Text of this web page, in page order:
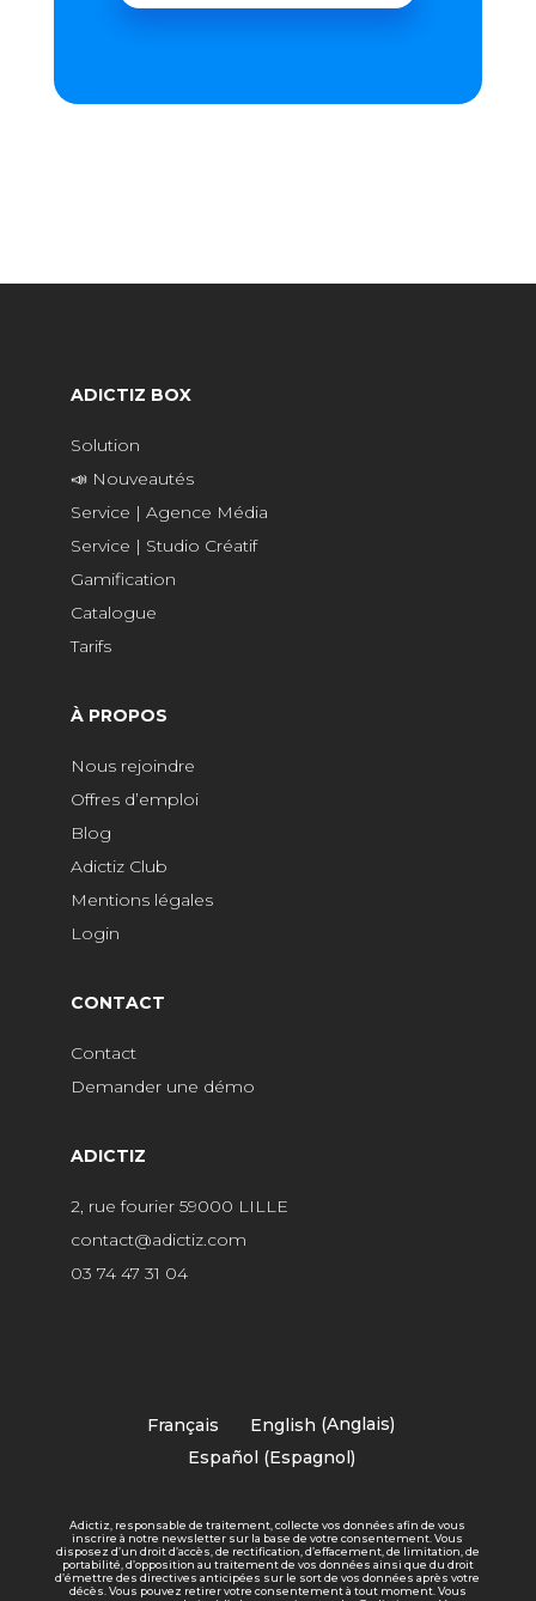
ADICTIZ BOX
Solution
📣 Nouveautés
Service | Agence Média
Service | Studio Créatif
Gamification
Catalogue
Tarifs
À PROPOS
Nous rejoindre
Offres d’emploi
Blog
Adictiz Club
Mentions légales
Login
CONTACT
Contact
Demander une démo
ADICTIZ
2, rue fourier 59000 LILLE
contact@adictiz.com
03 74 47 31 04
Français English (Anglais)
Español (Espagnol)
Adictiz, responsable de traitement, collecte vos données afin de vous
inscrire à notre newsletter sur la base de votre consentement. Vous
disposez d’un droit d’accès, de rectification, d’effacement, de limitation, de
portabilité, d’opposition au traitement de vos données ainsi que du droit
d’émettre des directives anticipées sur le sort de vos données après votre
décès. Vous pouvez retirer votre consentement à tout moment. Vous